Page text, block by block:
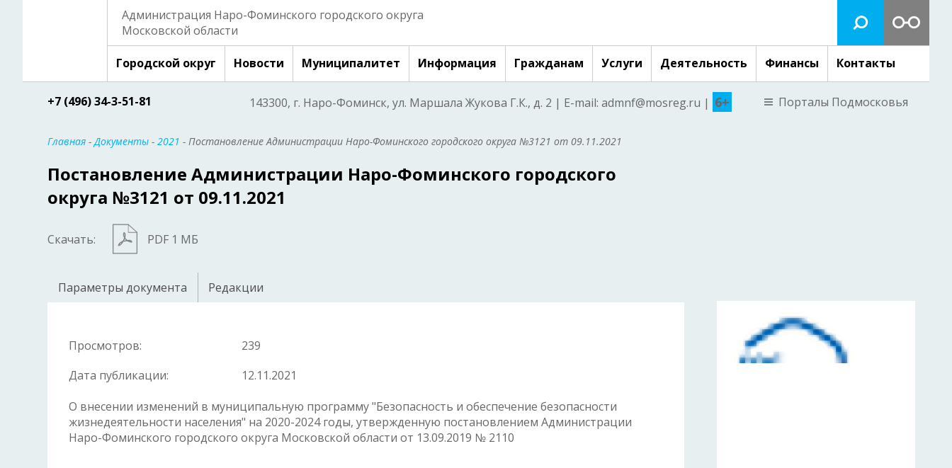
Администрация Наро-Фоминского городского округа
Московской области
Городской округ Новости Муниципалитет Информация Гражданам Услуги Деятельность Финансы Контакты
+7 (496) 34-3-51-81 143300, г. Наро-Фоминск, ул. Маршала Жукова Г.К., д. 2 | E-mail: admnf@mosreg.ru | 6+ Порталы Подмосковья
Главная -Документы - 2021 - Постановление Администрации Наро-Фоминского городского округа №3121 от 09.11.2021
Постановление Администрации Наро-Фоминского городского
округа №3121 от 09.11.2021
Скачать: PDF 1 МБ
Параметры документа Редакции
Просмотров:
239
Дата публикации:
12.11.2021
О внесении изменений в муниципальную программу "Безопасность и обеспечение безопасности
жизнедеятельности населения" на 2020-2024 годы, утвержденную постановлением Администрации
Наро-Фоминского городского округа Московской области от 13.09.2019 № 2110